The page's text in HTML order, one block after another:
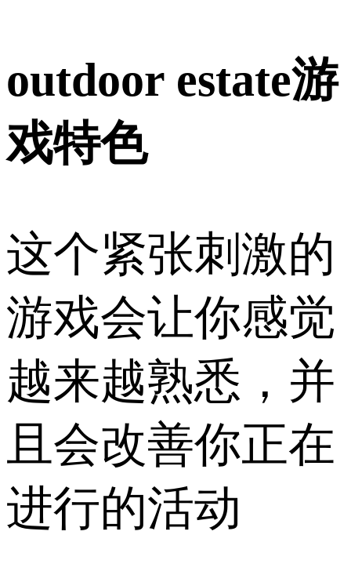
outdoor estate游
戏特色
这个紧张刺激的
游戏会让你感觉
越来越熟悉，并
且会改善你正在
进行的活动